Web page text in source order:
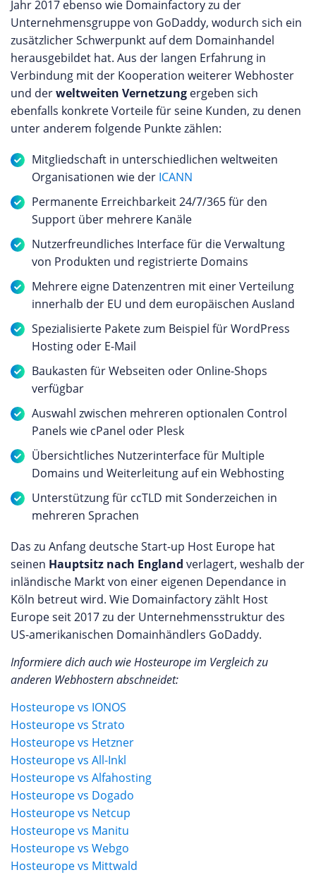
Jahr 2017 ebenso wie Domainfactory zu der
Unternehmensgruppe von GoDaddy, wodurch sich ein
zusätzlicher Schwerpunkt auf dem Domainhandel
herausgebildet hat. Aus der langen Erfahrung in
Verbindung mit der Kooperation weiterer Webhoster
und derweltweiten Vernetzung ergeben sich
ebenfalls konkrete Vorteile für seine Kunden, zu denen
unter anderem folgende Punkte zählen:
Mitgliedschaft in unterschiedlichen weltweiten
Organisationen wie der ICANN
Permanente Erreichbarkeit 24/7/365 für den
Support über mehrere Kanäle
Nutzerfreundliches Interface für die Verwaltung
von Produkten und registrierte Domains
Mehrere eigne Datenzentren mit einer Verteilung
innerhalb der EU und dem europäischen Ausland
Spezialisierte Pakete zum Beispiel für WordPress
Hosting oder E-Mail
Baukasten für Webseiten oder Online-Shops
verfügbar
Auswahl zwischen mehreren optionalen Control
Panels wie cPanel oder Plesk
Übersichtliches Nutzerinterface für Multiple
Domains und Weiterleitung auf ein Webhosting
Unterstützung für ccTLD mit Sonderzeichen in
mehreren Sprachen
Das zu Anfang deutsche Start-up Host Europe hat
seinen Hauptsitz nach England verlagert, weshalb der
inländische Markt von einer eigenen Dependance in
Köln betreut wird. Wie Domainfactory zählt Host
Europe seit 2017 zu der Unternehmensstruktur des
US-amerikanischen Domainhändlers GoDaddy.
Informiere dich auch wie Hosteurope im Vergleich zu
anderen Webhostern abschneidet:
Hosteurope vs IONOS
Hosteurope vs Strato
Hosteurope vs Hetzner
Hosteurope vs All-Inkl
Hosteurope vs Alfahosting
Hosteurope vs Dogado
Hosteurope vs Netcup
Hosteurope vs Manitu
Hosteurope vs Webgo
Hosteurope vs Mittwald